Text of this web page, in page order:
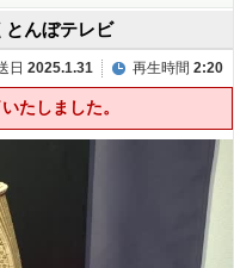
とんぼテレビ
日 2025.1.31 再生時間 2:20
たしました。